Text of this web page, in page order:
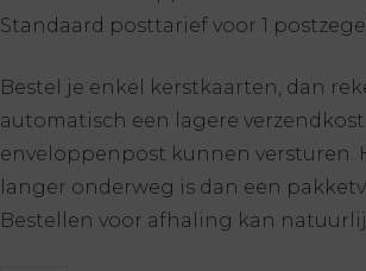
Standaard posttarief voor 1
Bestel je enkel kerstkaarten, dan
automatisch een lagere verzendkost
enveloppenpost kunnen versturen.
langer onderweg is dan een
Bestellen voor afhaling kan